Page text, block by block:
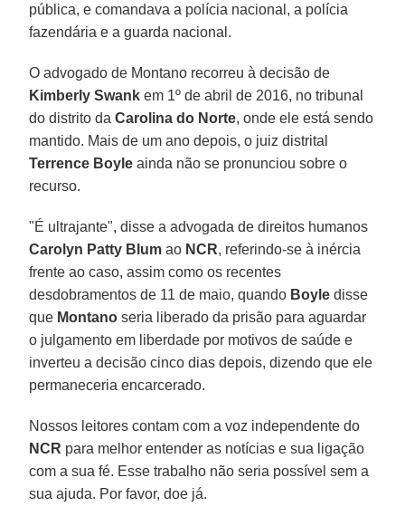
pública, e comandava a polícia nacional, a polícia
fazendária e a guarda nacional.
O advogado de Montano recorreu à decisão de
Kimberly Swank em 1º de abril de 2016, no tribunal
do distrito daCarolina do Norte, onde ele está sendo
mantido. Mais de um ano depois, o juiz distrital
Terrence Boyle ainda não se pronunciou sobre o
recurso.
"É ultrajante", disse a advogada de direitos humanos
Carolyn Patty Blum ao NCR, referindo-se à inércia
frente ao caso, assim como os recentes
desdobramentos de 11 de maio, quando Boyle disse
que Montano seria liberado da prisão para aguardar
o julgamento em liberdade por motivos de saúde e
inverteu a decisão cinco dias depois, dizendo que ele
permaneceria encarcerado.
Nossos leitores contam com a voz independente do
NCR para melhor entender as notícias e sua ligação
com a sua fé. Esse trabalho não seria possível sem a
sua ajuda. Por favor, doe já.